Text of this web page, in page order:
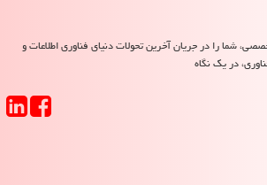
شما را در جریان آخرین تحولات دنیای فناوری اطلاعات و
در یک نگاه